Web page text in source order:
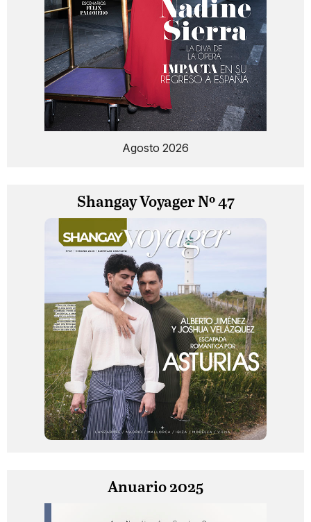
Agosto 2026
Shangay Voyager Nº 47
Anuario 2025